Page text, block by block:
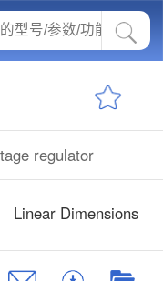
regulator
Linear Dimensions